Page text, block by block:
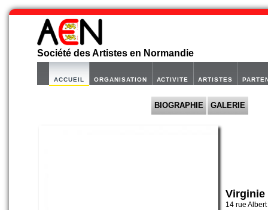
Société des Artistes en Normandie
ACCUEIL ORGANISATION ACTIVITE ARTISTES
BIOGRAPHIE GALERIE
Virginie
14 rue